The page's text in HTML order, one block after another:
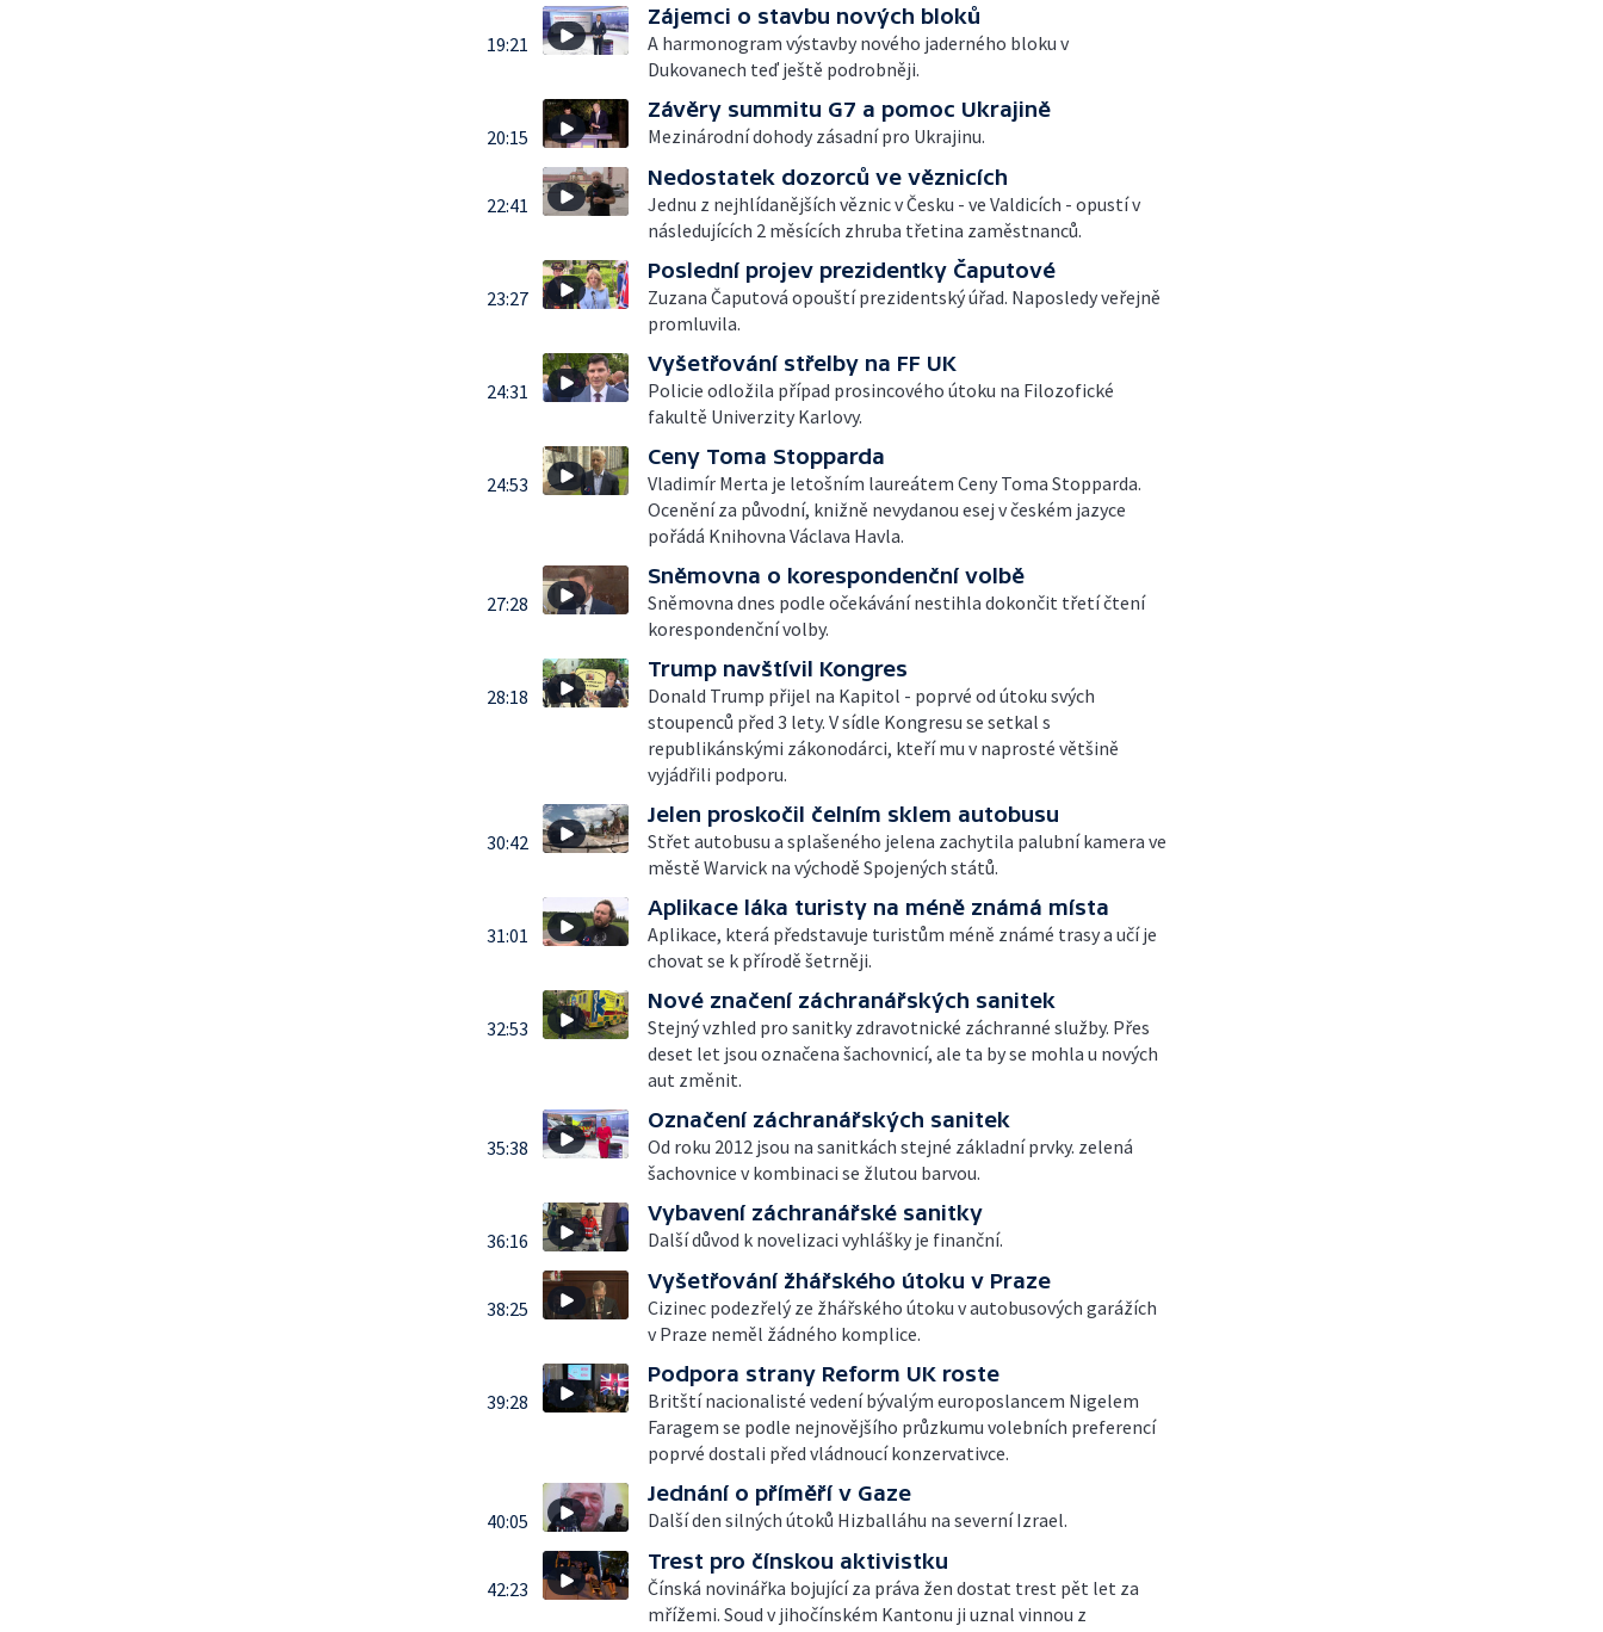
19:21
Zájemci o stavbu nových bloků
A harmonogram výstavby nového jaderného bloku v
Dukovanech teď ještě podrobněji.
20:15
Závěry summitu G7 a pomoc Ukrajině
Mezinárodní dohody zásadní pro Ukrajinu.
22:41
Nedostatek dozorců ve věznicích
Jednu z nejhlídanějších věznic v Česku - ve Valdicích - opustí v
následujících 2 měsících zhruba třetina zaměstnanců.
23:27
Poslední projev prezidentky Čaputové
Zuzana Čaputová opouští prezidentský úřad. Naposledy veřejně
promluvila.
24:31
Vyšetřování střelby na FF UK
Policie odložila případ prosincového útoku na Filozofické
fakultě Univerzity Karlovy.
24:53
Ceny Toma Stopparda
Vladimír Merta je letošním laureátem Ceny Toma Stopparda.
Ocenění za původní, knižně nevydanou esej v českém jazyce
pořádá Knihovna Václava Havla.
27:28
Sněmovna o korespondenční volbě
Sněmovna dnes podle očekávání nestihla dokončit třetí čtení
korespondenční volby.
28:18
Trump navštívil Kongres
Donald Trump přijel na Kapitol - poprvé od útoku svých
stoupenců před 3 lety. V sídle Kongresu se setkal s
republikánskými zákonodárci, kteří mu v naprosté většině
vyjádřili podporu.
30:42
Jelen proskočil čelním sklem autobusu
Střet autobusu a splašeného jelena zachytila palubní kamera ve
městě Warvick na východě Spojených států.
31:01
Aplikace láka turisty na méně známá místa
Aplikace, která představuje turistům méně známé trasy a učí je
chovat se k přírodě šetrněji.
32:53
Nové značení záchranářských sanitek
Stejný vzhled pro sanitky zdravotnické záchranné služby. Přes
deset let jsou označena šachovnicí, ale ta by se mohla u nových
aut změnit.
35:38
Označení záchranářských sanitek
Od roku 2012 jsou na sanitkách stejné základní prvky. zelená
šachovnice v kombinaci se žlutou barvou.
36:16
Vybavení záchranářské sanitky
Další důvod k novelizaci vyhlášky je finanční.
38:25
Vyšetřování žhářského útoku v Praze
Cizinec podezřelý ze žhářského útoku v autobusových garážích
v Praze neměl žádného komplice.
39:28
Podpora strany Reform UK roste
Britští nacionalisté vedení bývalým europoslancem Nigelem
Faragem se podle nejnovějšího průzkumu volebních preferencí
poprvé dostali před vládnoucí konzervativce.
40:05
Jednání o příměří v Gaze
Další den silných útoků Hizballáhu na severní Izrael.
42:23
Trest pro čínskou aktivistku
Čínská novinářka bojující za práva žen dostat trest pět let za
mřížemi. Soud v jihočínském Kantonu ji uznal vinnou z